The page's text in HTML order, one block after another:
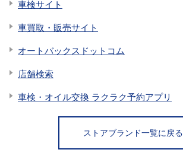
車検サイト
車買取・販売サイト
オートバックスドットコム
店舗検索
車検・オイル交換 ラクラク予約アプリ
ストアブランド一覧に戻る